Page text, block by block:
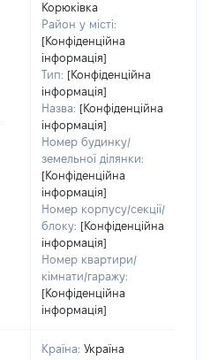
Корюківка
Район у місті:
[Конфіденційна
інформація]
Тип: [Конфіденційна
інформація]
Назва: [Конфіденційна
інформація]
Номер будинку/
земельної ділянки:
[Конфіденційна
інформація]
Номер корпусу/секції/
блоку: [Конфіденційна
інформація]
Номер квартири/
кімнати/гаражу:
[Конфіденційна
інформація]
Країна: Україна